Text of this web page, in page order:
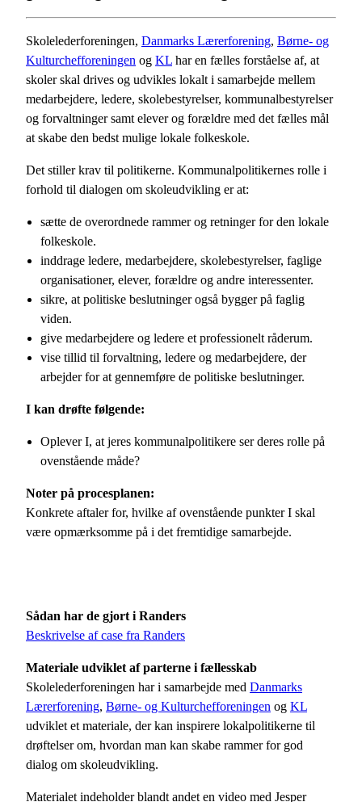
Skolelederforeningen, Danmarks Lærerforening, Børne- og
Kulturchefforeningen og KL har en fælles forståelse af, at
skoler skal drives og udvikles lokalt i samarbejde mellem
medarbejdere, ledere, skolebestyrelser, kommunalbestyrelser
og forvaltninger samt elever og forældre med det fælles mål
at skabe den bedst mulige lokale folkeskole.
Det stiller krav til politikerne. Kommunalpolitikernes rolle i
forhold til dialogen om skoleudvikling er at:
sætte de overordnede rammer og retninger for den lokale
folkeskole.
inddrage ledere, medarbejdere, skolebestyrelser, faglige
organisationer, elever, forældre og andre interessenter.
sikre, at politiske beslutninger også bygger på faglig
viden.
give medarbejdere og ledere et professionelt råderum.
vise tillid til forvaltning, ledere og medarbejdere, der
arbejder for at gennemføre de politiske beslutninger.
I kan drøfte følgende:
Oplever I, at jeres kommunalpolitikere ser deres rolle på
ovenstående måde?
Noter på procesplanen:
Konkrete aftaler for, hvilke af ovenstående punkter I skal
være opmærksomme på i det fremtidige samarbejde.
Sådan har de gjort i Randers
Beskrivelse af case fra Randers
Materiale udviklet af parterne i fællesskab
Skolelederforeningen har i samarbejde med Danmarks
Lærerforening, Børne- og Kulturchefforeningen og KL
udviklet et materiale, der kan inspirere lokalpolitikerne til
drøftelser om, hvordan man kan skabe rammer for god
dialog om skoleudvikling.
Materialet indeholder blandt andet en video med Jesper